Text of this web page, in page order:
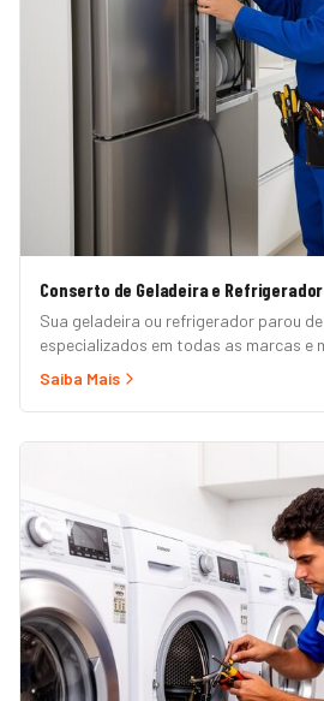
Conserto de Geladeira e Refrigerador
Sua geladeira ou refrigerador parou
especializados em todas as marcas e
Duplex, Side by Side, French Door,
Saiba Mais